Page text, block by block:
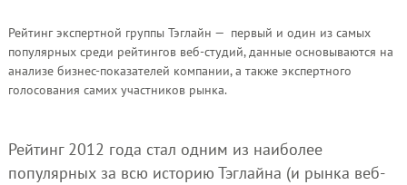
Рейтинг экспертной группы Тэглайн — первый и один из самых
популярных среди рейтингов веб-студий, данные основываются на
анализе бизнес-показателей компании, а также экспертного
голосования самих участников рынка.
Рейтинг 2012 года стал одним из наиболее
популярных за всю историю Тэглайна (и рынка веб-